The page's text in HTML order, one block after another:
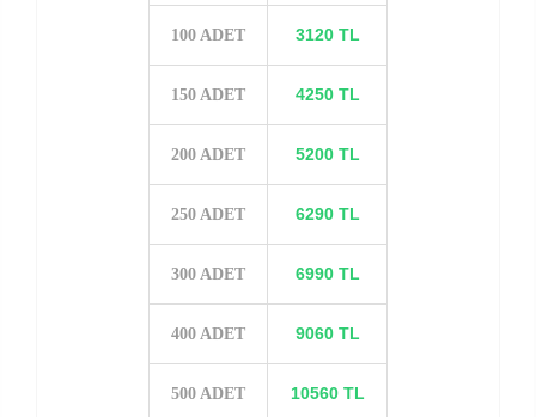
100 ADET 3120 TL
150 ADET 4250 TL
200 ADET 5200 TL
250 ADET 6290 TL
300 ADET 6990 TL
400 ADET 9060 TL
500 ADET 10560 TL